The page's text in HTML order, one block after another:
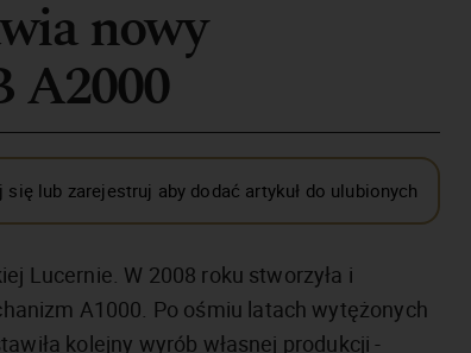
nowy
A2000
się lub zarejestruj aby dodać artykuł do ulubionych
Lucernie. W 2008 roku stworzyła i
A1000. Po ośmiu latach wytężonych
kolejny wyrób własnej produkcji -